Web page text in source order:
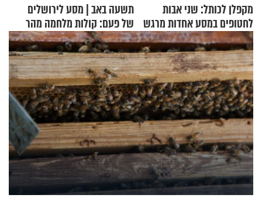
מקפלן לכותל: שני אבות
לחטופים במסע אחדות מרגש
תשעה באב | מסע לירושלים
של פעם: קולות מלחמה מהר
הזיתים